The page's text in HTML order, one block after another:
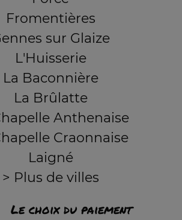
Fromentières
sur Glaize
L'Huisserie
La Baconnière
La Brûlatte
Anthenaise
Craonnaise
Laigné
> Plus de villes
Le choix du paiement